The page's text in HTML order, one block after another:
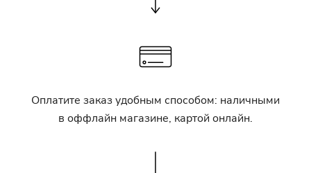
Оплатите заказ удобным способом: наличными
в оффлайн магазине, картой онлайн.